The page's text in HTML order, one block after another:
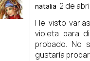
natalia 2 de
He visto
violeta para
probado. No
gustaría